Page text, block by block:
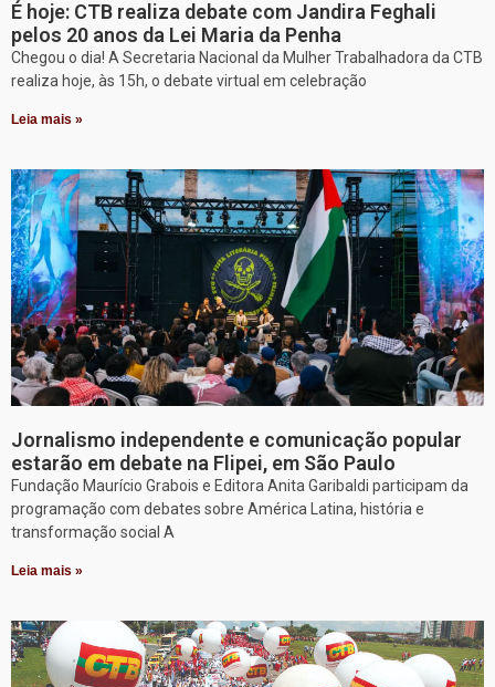
É hoje: CTB realiza debate com Jandira Feghali
pelos 20 anos da Lei Maria da Penha
Chegou o dia! A Secretaria Nacional da Mulher Trabalhadora da CTB
realiza hoje, às 15h, o debate virtual em celebração
Leia mais »
Jornalismo independente e comunicação popular
estarão em debate na Flipei, em São Paulo
Fundação Maurício Grabois e Editora Anita Garibaldi participam da
programação com debates sobre América Latina, história e
transformação social A
Leia mais »